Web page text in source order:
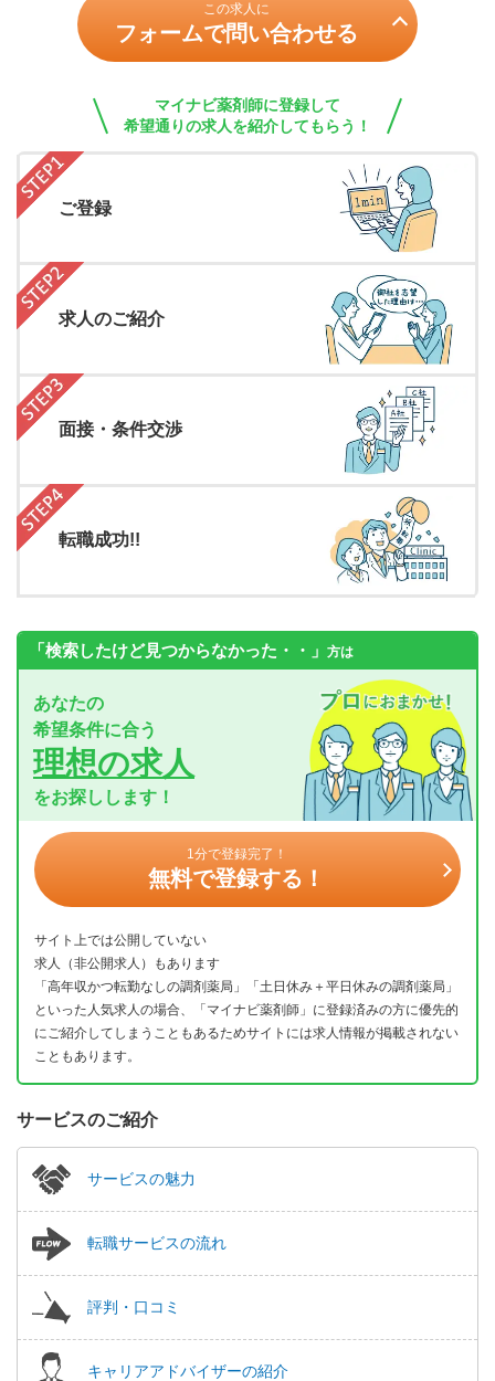
この求人に
フォームで問い合わせる
マイナビ薬剤師に登録して
希望通りの求人を紹介してもらう！
ご登録
求人のご紹介
面接・条件交渉
転職成功!!
「検索したけど見つからなかった・・」 方は
あなたの
希望条件に合う
理想の求人
をお探しします！
1分で登録完了！
無料で登録する！
サイト上では公開していない
求人（非公開求人）もあります
「高年収かつ転勤なしの調剤薬局」「土日休み＋平日休みの調剤薬局」
といった人気求人の場合、「マイナビ薬剤師」に登録済みの方に優先的
にご紹介してしまうこともあるためサイトには求人情報が掲載されない
こともあります。
サービスのご紹介
サービスの魅力
転職サービスの流れ
評判・口コミ
キャリアアドバイザーの紹介